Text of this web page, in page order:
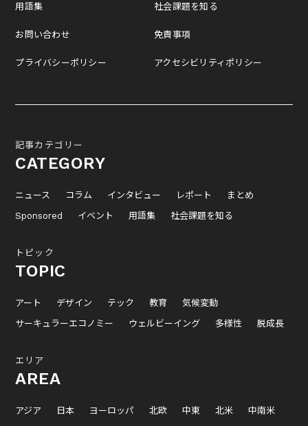
用語集
お問い合わせ
プライバシーポリシー
社会課題を知る
免責事項
アクセシビリティポリシー
記事カテゴリー
CATEGORY
ニュース コラム インタビュー レポート
まとめ
Sponsored
イベント 用語集 社会課題を知る
トピック
TOPIC
アート デザイン テック 教育
気候変動
サーキュラーエコノミー
ウェルビーイング 多様性 脱成長
エリア
AREA
アジア 日本 ヨーロッパ 北欧 中東 北米 中南米